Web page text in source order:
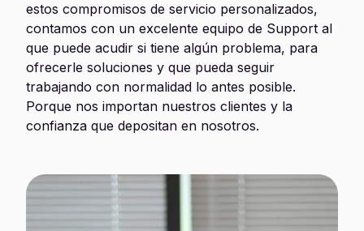
estos compromisos de servicio personalizados,
contamos con un excelente equipo de Support al
que puede acudir si tiene algún problema, para
ofrecerle soluciones y que pueda seguir
trabajando con normalidad lo antes posible.
Porque nos importan nuestros clientes y la
confianza que depositan en nosotros.